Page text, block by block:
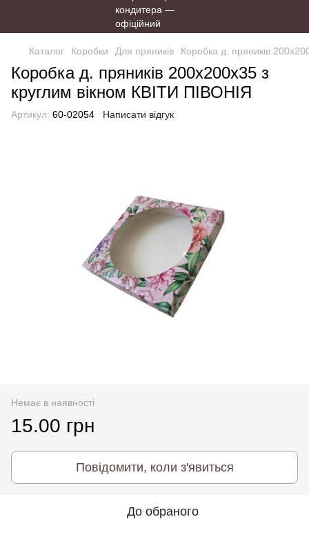
Каталог Коробки Для пряників Коробка д. пряників
Коробка д. пряників 200х200х35 з
круглим вікном КВІТИ ПІВОНІЯ
Артикул: 60-02054 Написати відгук
Немає в наявності
15.00 грн
Повідомити, коли з'явиться
До обраного